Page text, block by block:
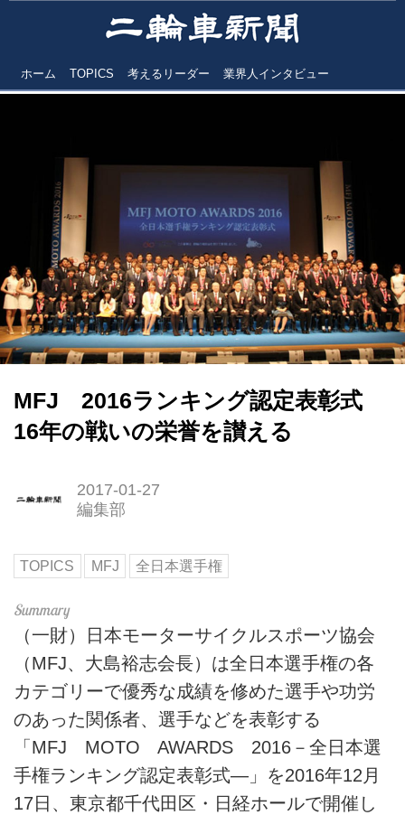
ホーム TOPICS 考えるリーダー 業界人インタビュー
MFJ 2016ランキング認定表彰式
16年の戦いの栄誉を讃える
2017-01-27
編集部
TOPICS MFJ 全日本選手権
（一財）日本モーターサイクルスポーツ協会
（MFJ、大島裕志会長）は全日本選手権の各
カテゴリーで優秀な成績を修めた選手や功労
のあった関係者、選手などを表彰する
「MFJ MOTO AWARDS 2016－全日本選
手権ランキング認定表彰式―」を2016年12月
17日、東京都千代田区・日経ホールで開催し